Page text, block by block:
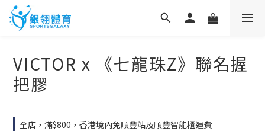
VICTOR x 《七龍珠Z》聯名握
把膠
全店，滿$800，香港境內免順豐站及順豐智能櫃運費